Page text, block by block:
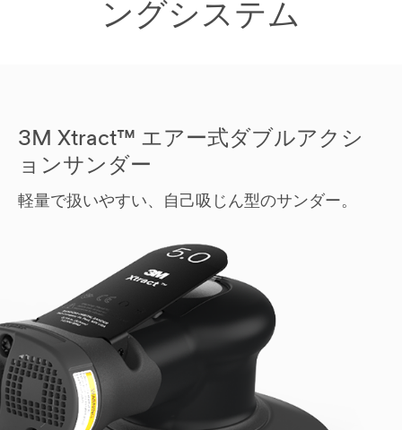
ングシステム
3M Xtract™ エアー式ダブルアクシ
ョンサンダー
軽量で扱いやすい、自己吸じん型のサンダー。